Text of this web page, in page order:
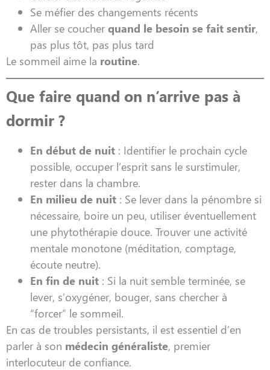
Se méfier des changements récents
Aller se coucher quand le besoin se fait sentir,
pas plus tôt, pas plus tard
Le sommeil aime la routine.
Que faire quand on n’arrive pas à
dormir ?
En début de nuit : Identifier le prochain cycle
possible, occuper l’esprit sans le surstimuler,
rester dans la chambre.
En milieu de nuit : Se lever dans la pénombre si
nécessaire, boire un peu, utiliser éventuellement
une phytothérapie douce. Trouver une activité
mentale monotone (méditation, comptage,
écoute neutre).
En fin de nuit : Si la nuit semble terminée, se
lever, s’oxygéner, bouger, sans chercher à
“forcer” le sommeil.
En cas de troubles persistants, il est essentiel d’en
parler à son médecin généraliste, premier
interlocuteur de confiance.